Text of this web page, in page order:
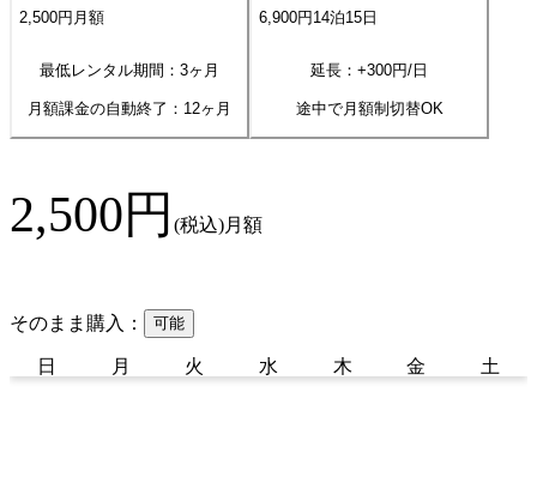
2,500円 月額
最低レンタル期間：3ヶ月
月額課金の自動終了： 12ヶ月
6,900円14泊15日
延長：+300円/日
途中で月額制切替OK
2,500円 (税込)月額
そのまま購入： 可能
日 月 火 水 木 金 土